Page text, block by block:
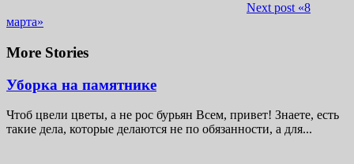
Next post «8
марта»
More Stories
Уборка на памятнике
Чтоб цвели цветы, а не рос бурьян Всем, привет! Знаете, есть
такие дела, которые делаются не по обязанности, а для...